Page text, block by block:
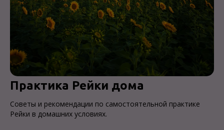
Практика Рейки дома
Советы и рекомендации по самостоятельной практике
Рейки в домашних условиях.